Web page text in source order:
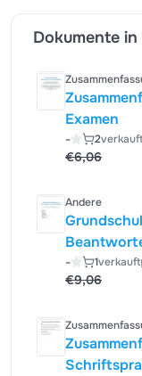
Dokumente
Examen
- 2verkauft
€6,06
Andere
- 1verkauft
€9,06